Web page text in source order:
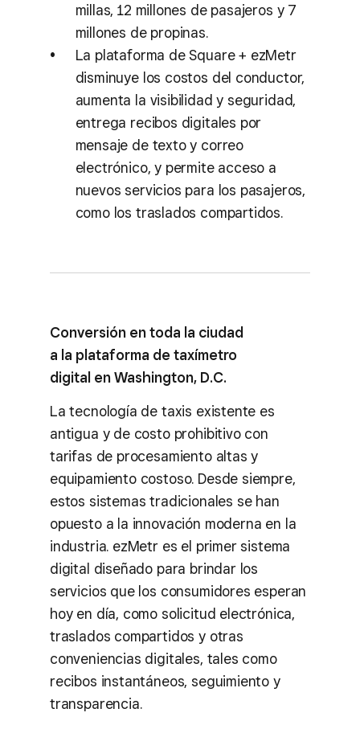
millas, 12 millones de pasajeros y 7
millones de propinas.
La plataforma de Square + ezMetr
disminuye los costos del conductor,
aumenta la visibilidad y seguridad,
entrega recibos digitales por
mensaje de texto y correo
electrónico, y permite acceso a
nuevos servicios para los pasajeros,
como los traslados compartidos.
Conversión en toda la ciudad
a la plataforma de taxímetro
digital en Washington, D.C.
La tecnología de taxis existente es
antigua y de costo prohibitivo con
tarifas de procesamiento altas y
equipamiento costoso. Desde siempre,
estos sistemas tradicionales se han
opuesto a la innovación moderna en la
industria. ezMetr es el primer sistema
digital diseñado para brindar los
servicios que los consumidores esperan
hoy en día, como solicitud electrónica,
traslados compartidos y otras
conveniencias digitales, tales como
recibos instantáneos, seguimiento y
transparencia.